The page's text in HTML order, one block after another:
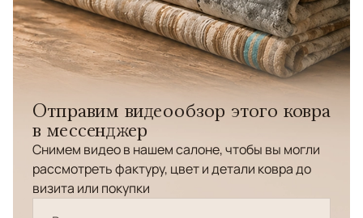
Отправим видеообзор этого ковра
в мессенджер
Снимем видео в нашем салоне, чтобы вы могли
рассмотреть фактуру, цвет и детали ковра до
визита или покупки